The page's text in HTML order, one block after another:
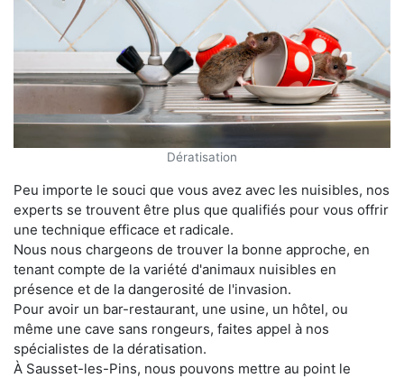
Dératisation
Peu importe le souci que vous avez avec les nuisibles, nos
experts se trouvent être plus que qualifiés pour vous offrir
une technique efficace et radicale.
Nous nous chargeons de trouver la bonne approche, en
tenant compte de la variété d'animaux nuisibles en
présence et de la dangerosité de l'invasion.
Pour avoir un bar-restaurant, une usine, un hôtel, ou
même une cave sans rongeurs, faites appel à nos
spécialistes de la dératisation.
À Sausset-les-Pins, nous pouvons mettre au point le